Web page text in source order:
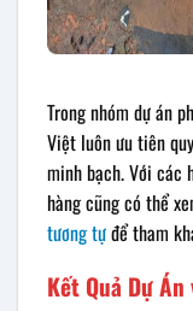
Trong nhóm dự án
Việt luôn ưu tiên
minh bạch. Với các
hàng cũng có thể
tương tựđể tham
Kết Quả Dự